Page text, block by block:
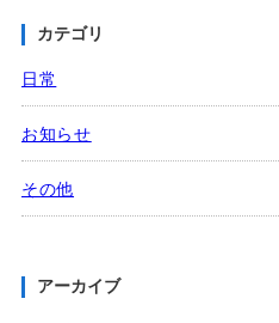
カテゴリ
日常
お知らせ
その他
アーカイブ